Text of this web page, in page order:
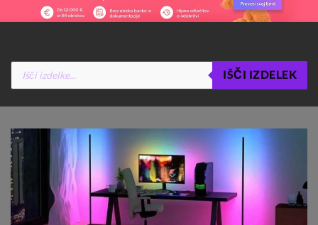
Products
search
IŠČI IZDELEK